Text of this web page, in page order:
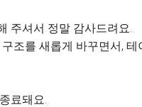
주셔서 정말 감사드려요.
조를 새롭게 바꾸면서,
료돼요.